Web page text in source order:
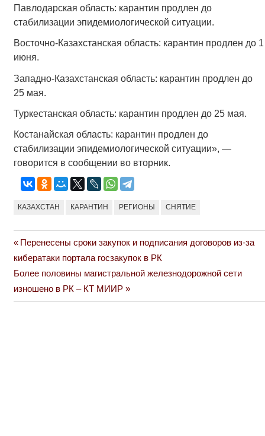
Павлодарская область: карантин продлен до
стабилизации эпидемиологической ситуации.
Восточно-Казахстанская область: карантин продлен до 1
июня.
Западно-Казахстанская область: карантин продлен до
25 мая.
Туркестанская область: карантин продлен до 25 мая.
Костанайская область: карантин продлен до
стабилизации эпидемиологической ситуации», —
говорится в сообщении во вторник.
КАЗАХСТАН КАРАНТИН РЕГИОНЫ СНЯТИЕ
Навигация
по
записям
Previous
Post:
Перенесены сроки закупок и подписания договоров из-за
кибератаки портала госзакупок в РК
Next
Post:
Более половины магистральной железнодорожной сети
изношено в РК – КТ МИИР